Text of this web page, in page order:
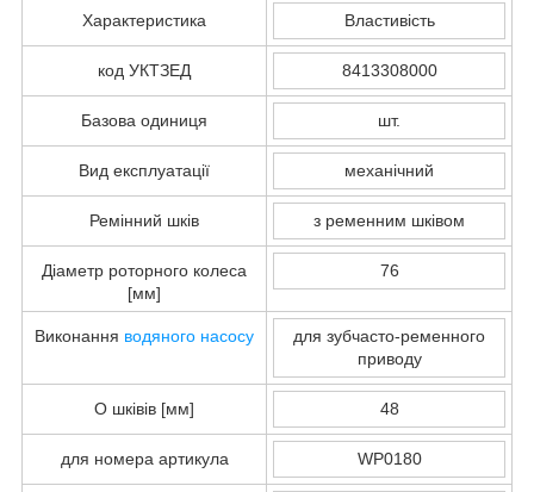
Характеристика Властивість
код УКТЗЕД 8413308000
Базова одиниця шт.
Вид експлуатації механічний
Ремінний шків з ременним шківом
Діаметр роторного колеса
[мм]
76
Виконання водяного насосу
для зубчасто-ременного
приводу
O шківів [мм] 48
для номера артикула WP0180